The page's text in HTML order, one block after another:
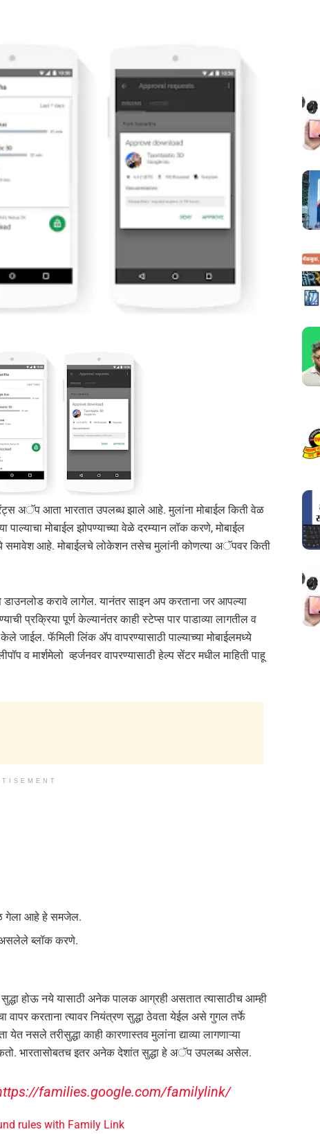
अॅप आता भारतात उपलब्ध झाले आहे. मुलांना मोबाईल किती वेळ
मोबाईल झोपण्याच्या वेळे दरम्यान लॉक करणे, मोबाईल
समावेश आहे. मोबाईलचे लोकेशन तसेच मुलांनी कोणत्या अॅपवर किती
करावे लागेल. यानंतर साइन अप करताना जर आपल्या
प्रक्रिया पूर्ण केल्यानंतर काही स्टेप्स पार पाडाव्या लागतील व
जाईल. फॅमिली लिंक ॲप वापरण्यासाठी पाल्याच्या मोबाईलमध्ये
व मार्शमेलो व्हर्जनवर वापरण्यासाठी हेल्प सेंटर मधील माहिती पाहू
गेला आहे हे समजेल.
असलेले ब्लॉक करणे.
सुद्धा होऊ नये यासाठी अनेक पालक आग्रही असतात त्यासाठीच आम्ही
करताना त्यावर नियंत्रण सुद्धा ठेवता येईल असे गुगल तर्फे
नसले तरीसुद्धा काही कारणास्तव मुलांना द्याव्या लागणाऱ्या
भारतासोबतच इतर अनेक देशांत सुद्धा हे अॅप उपलब्ध असेल.
families.google.com/familylink/
rules with Family Link